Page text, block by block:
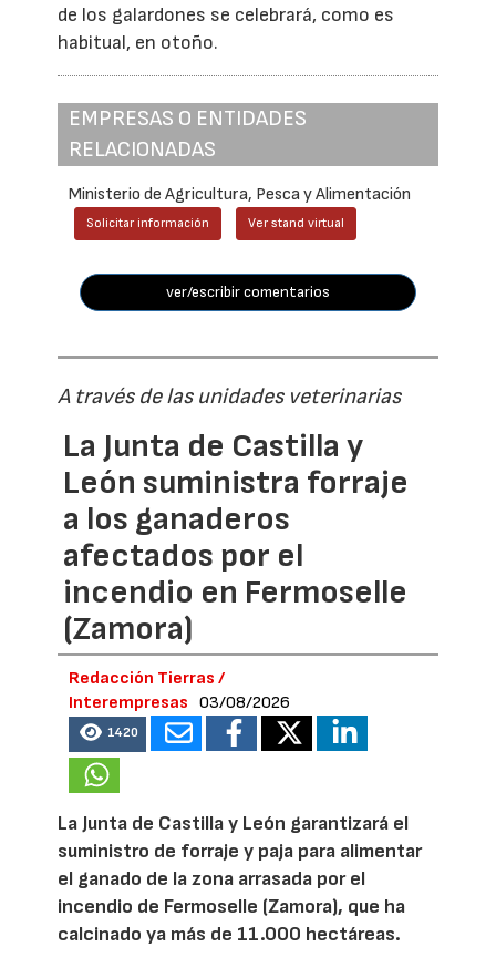
de los galardones se celebrará, como es
habitual, en otoño.
EMPRESAS O ENTIDADES
RELACIONADAS
Ministerio de Agricultura, Pesca y Alimentación
Solicitar información Ver stand virtual
ver/escribir comentarios
A través de las unidades veterinarias
La Junta de Castilla y
León suministra forraje
a los ganaderos
afectados por el
incendio en Fermoselle
(Zamora)
Redacción Tierras /
Interempresas
03/08/2026
1420
La Junta de Castilla y León garantizará el
suministro de forraje y paja para alimentar
el ganado de la zona arrasada por el
incendio de Fermoselle (Zamora), que ha
calcinado ya más de 11.000 hectáreas.